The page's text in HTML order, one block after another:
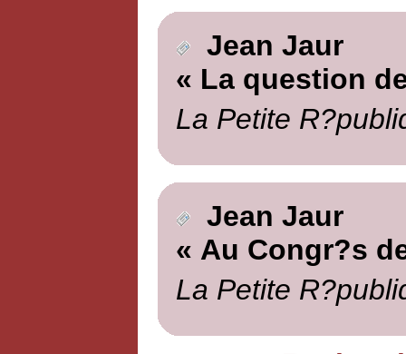
Jean Jaur
« La question
La Petite
Jean Jaur
« Au Congr?s
La Petite